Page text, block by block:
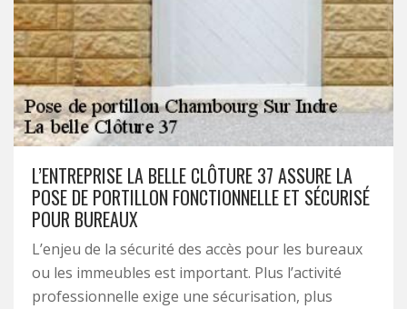
L’ENTREPRISE LA BELLE CLÔTURE 37 ASSURE LA
POSE DE PORTILLON FONCTIONNELLE ET SÉCURISÉ
POUR BUREAUX
L’enjeu de la sécurité des accès pour les bureaux
ou les immeubles est important. Plus l’activité
professionnelle exige une sécurisation, plus